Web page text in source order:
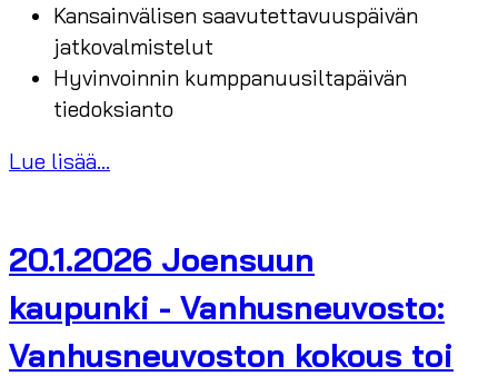
Kansainvälisen saavutettavuuspäivän
jatkovalmistelut
Hyvinvoinnin kumppanuusiltapäivän
tiedoksianto
Lue lisää...
20.1.2026 Joensuun
kaupunki - Vanhusneuvosto:
Vanhusneuvoston kokous toi